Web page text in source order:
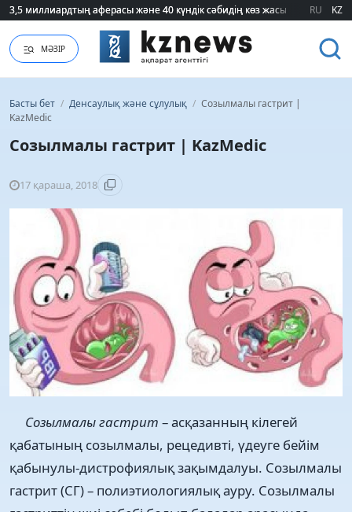
3,5 миллиардтың аферасы және 40 күндік сәбидің көз жасы:
3,5 миллиардтың аферасы және 40 күндік сәбидің көз жасы: RU KZ
МӘЗІР
Басты бет / Денсаулық және сұлулық / Созылмалы гастрит |
KazMedic
Созылмалы гастрит | KazMedic
17 қараша, 2018
Созылмалы гастрит – асқазанның кілегей
қабатының созылмалы, рецедивті, үдеуге бейім
қабынулы-дистрофиялық зақымдалуы. Созылмалы
гастрит (СГ) – полиэтиологиялық ауру. Созылмалы